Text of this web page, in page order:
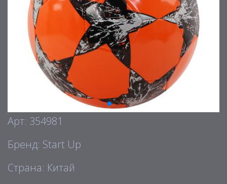
Арт: 354981
Бренд: Start Up
Страна: Китай